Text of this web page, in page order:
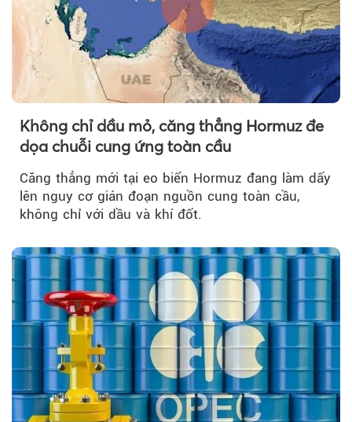
Không chỉ dầu mỏ, căng thẳng Hormuz đe
dọa chuỗi cung ứng toàn cầu
Căng thẳng mới tại eo biển Hormuz đang làm dấy
lên nguy cơ gián đoạn nguồn cung toàn cầu,
không chỉ với dầu và khí đốt.